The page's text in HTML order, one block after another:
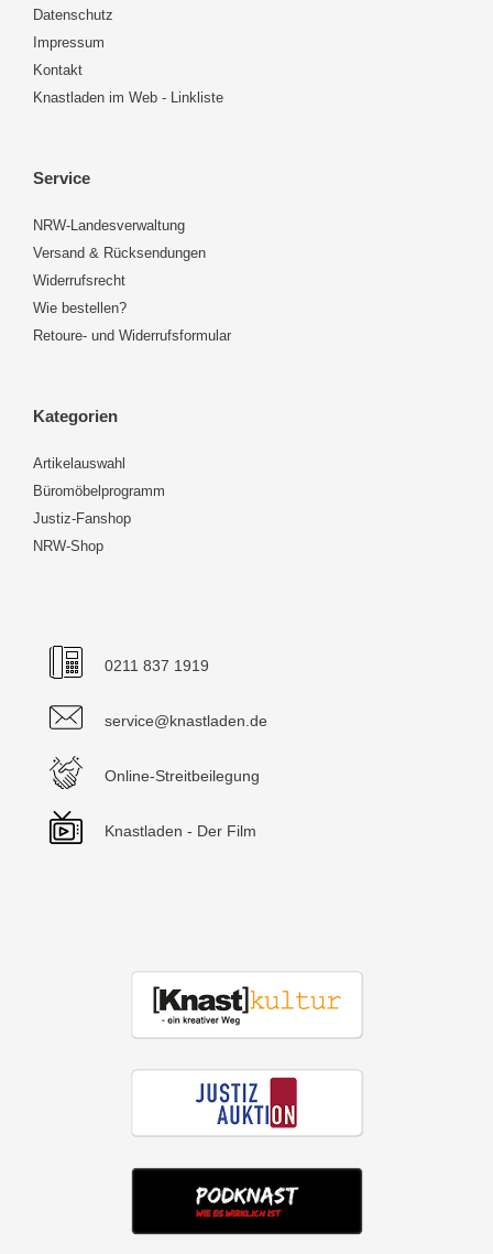
Datenschutz
Impressum
Kontakt
Knastladen im Web - Linkliste
Service
NRW-Landesverwaltung
Versand & Rücksendungen
Widerrufsrecht
Wie bestellen?
Retoure- und Widerrufsformular
Kategorien
Artikelauswahl
Büromöbelprogramm
Justiz-Fanshop
NRW-Shop
0211 837 1919
service@knastladen.de
Online-Streitbeilegung
Knastladen - Der Film